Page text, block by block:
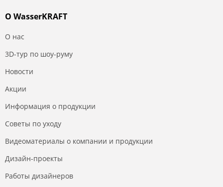
О WasserKRAFT
О нас
3D-тур по шоу-руму
Новости
Акции
Информация о продукции
Советы по уходу
Видеоматериалы о компании и продукции
Дизайн-проекты
Работы дизайнеров